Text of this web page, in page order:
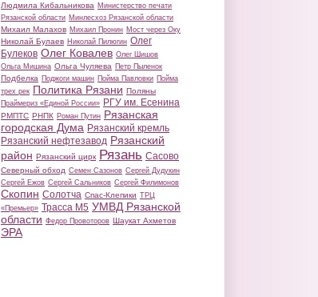
Людмила Кибальникова Министерство печати
Рязанской области Минлесхоз Рязанской области
Михаил Малахов Михаил Пронин Мост через Оку
Николай Булаев Николай Пилюгин Олег
Булеков Олег Ковалев Олег Шишов
Ольга Мишина Ольга Чуляева Петр Пыленок
Подбелка Поджоги машин Пойма Павловки Пойма
трех рек Политика Рязани Поляны
Праймериз «Единой России» РГУ им. Есенина
РМПТС РНПК Роман Путин Рязанская
городская Дума Рязанский кремль
Рязанский нефтезавод Рязанский
район Рязанский цирк Рязань Сасово
Северный обход Семен Сазонов Сергей Дудукин
Сергей Ежов Сергей Сальников Сергей Филимонов
Скопин Солотча Спас-Клепики ТРЦ
«Премьер» Трасса М5 УМВД Рязанской
области Федор Провоторов Шаукат Ахметов
ЭРА